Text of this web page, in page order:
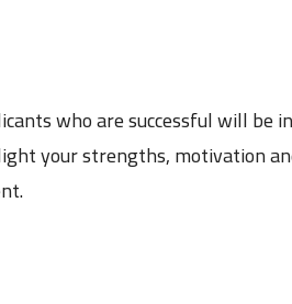
who are successful will be
your strengths, motivation